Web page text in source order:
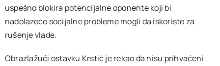
uspešno blokira potencijalne oponente koji bi
nadolazeće socijalne probleme mogli da iskoriste za
rušenje vlade.
Obrazlažući ostavku Krstić je rekao da nisu prihvaćeni